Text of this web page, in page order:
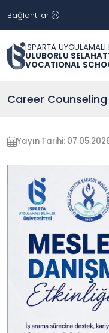
Bağlantılar
ISPARTA UYGULAMALI
ULUBORLU
VOCATIONAL
Career Counseling
Yayın Tarihi: